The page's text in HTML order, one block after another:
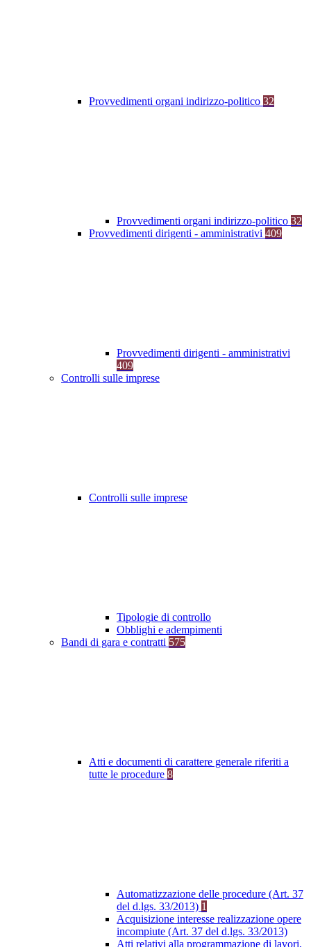
Provvedimenti organi indirizzo-politico 32
Provvedimenti organi indirizzo-politico 32
Provvedimenti dirigenti - amministrativi 409
Provvedimenti dirigenti - amministrativi
409
Controlli sulle imprese
Controlli sulle imprese
Tipologie di controllo
Obblighi e adempimenti
Bandi di gara e contratti 575
Atti e documenti di carattere generale riferiti a
tutte le procedure 8
Automatizzazione delle procedure (Art. 37
del d.lgs. 33/2013) 1
Acquisizione interesse realizzazione opere
incompiute (Art. 37 del d.lgs. 33/2013)
Atti relativi alla programmazione di lavori,